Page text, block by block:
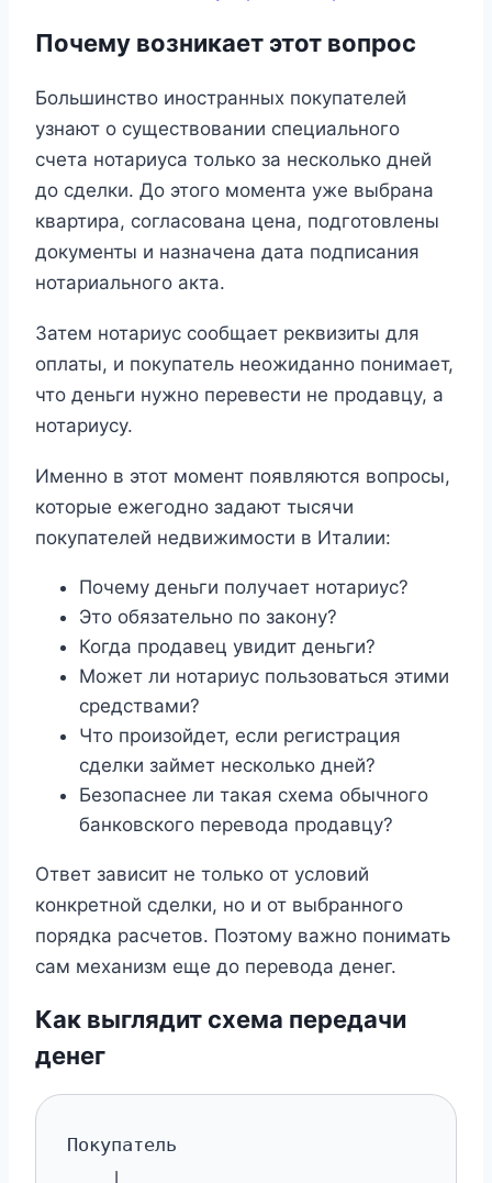
Почему возникает этот вопрос
Большинство иностранных покупателей
узнают о существовании специального
счета нотариуса только за несколько дней
до сделки. До этого момента уже выбрана
квартира, согласована цена, подготовлены
документы и назначена дата подписания
нотариального акта.
Затем нотариус сообщает реквизиты для
оплаты, и покупатель неожиданно понимает,
что деньги нужно перевести не продавцу, а
нотариусу.
Именно в этот момент появляются вопросы,
которые ежегодно задают тысячи
покупателей недвижимости в Италии:
Почему деньги получает нотариус?
Это обязательно по закону?
Когда продавец увидит деньги?
Может ли нотариус пользоваться этими
средствами?
Что произойдет, если регистрация
сделки займет несколько дней?
Безопаснее ли такая схема обычного
банковского перевода продавцу?
Ответ зависит не только от условий
конкретной сделки, но и от выбранного
порядка расчетов. Поэтому важно понимать
сам механизм еще до перевода денег.
Как выглядит схема передачи
денег
Покупатель